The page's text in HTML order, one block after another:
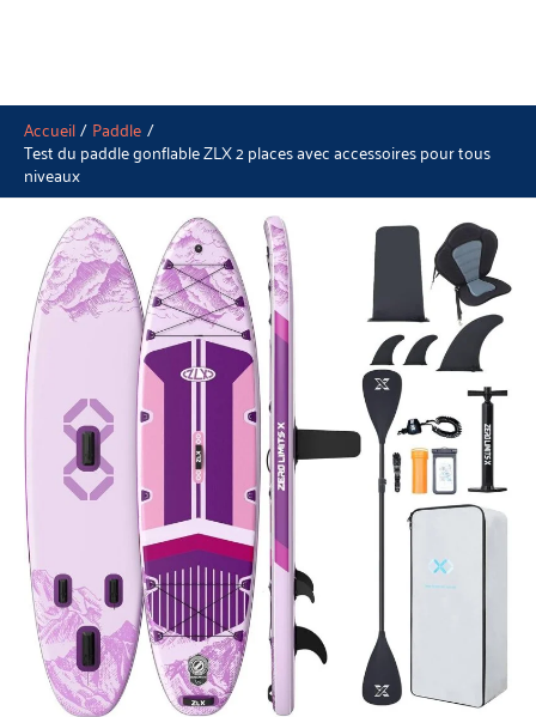
Accueil Paddle
Test du paddle gonflable ZLX 2 places avec accessoires pour tous
niveaux